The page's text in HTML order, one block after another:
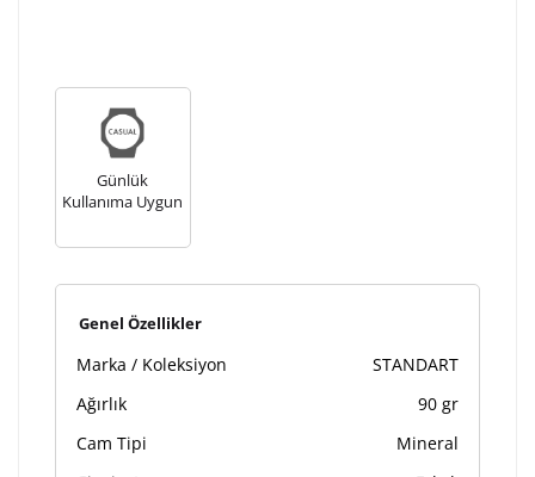
Kişiselleştirilmiş ürünlerin teslim süresi gravür işleme
sebebi ile 1-2 iş günü uzamaktadır. Gravür İşlemi
tamamlandıktan sonra siparişiniz kargoya verilecektir.
Kişiselleştirilmiş
Günlük
Kullanıma Uygun
Genel Özellikler
Marka / Koleksiyon
STANDART
Ağırlık
90 gr
Cam Tipi
Mineral